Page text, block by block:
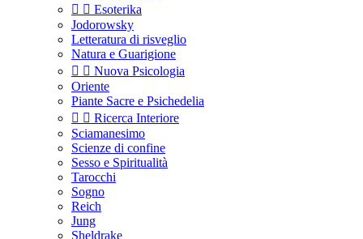
  Esoterika
Jodorowsky
Letteratura di risveglio
Natura e Guarigione
  Nuova Psicologia
Oriente
Piante Sacre e Psichedelia
  Ricerca Interiore
Sciamanesimo
Scienze di confine
Sesso e Spiritualità
Tarocchi
Sogno
Reich
Jung
Sheldrake